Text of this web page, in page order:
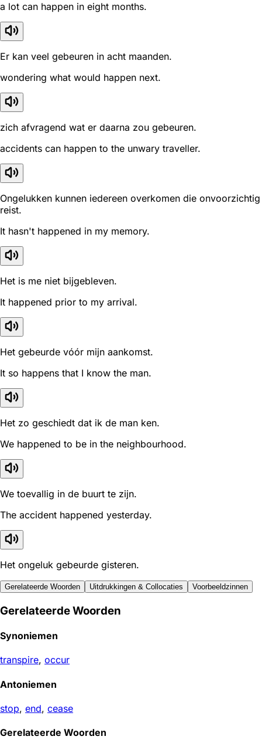
a lot can happen in eight months.
Er kan veel gebeuren in acht maanden.
wondering what would happen next.
zich afvragend wat er daarna zou gebeuren.
accidents can happen to the unwary traveller.
Ongelukken kunnen iedereen overkomen die onvoorzichtig
reist.
It hasn't happened in my memory.
Het is me niet bijgebleven.
It happened prior to my arrival.
Het gebeurde vóór mijn aankomst.
It so happens that I know the man.
Het zo geschiedt dat ik de man ken.
We happened to be in the neighbourhood.
We toevallig in de buurt te zijn.
The accident happened yesterday.
Het ongeluk gebeurde gisteren.
Gerelateerde Woorden Uitdrukkingen & Collocaties Voorbeeldzinnen
Gerelateerde Woorden
Synoniemen
transpire, occur
Antoniemen
stop, end, cease
Gerelateerde Woorden